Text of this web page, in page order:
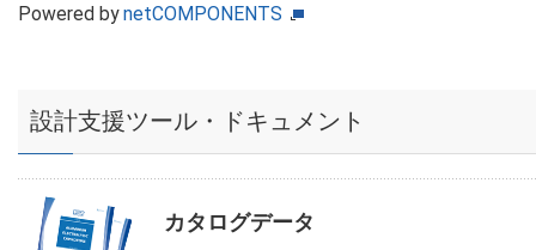
Powered bynetCOMPONENTS
設計支援ツール・ドキュメント
カタログデータ